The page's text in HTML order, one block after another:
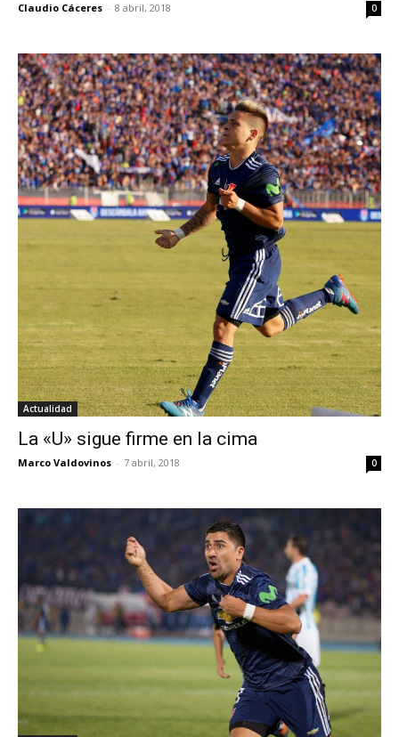
Claudio Cáceres - 8 abril, 2018 0
Actualidad
La «U» sigue firme en la cima
Marco Valdovinos - 7 abril, 2018 0